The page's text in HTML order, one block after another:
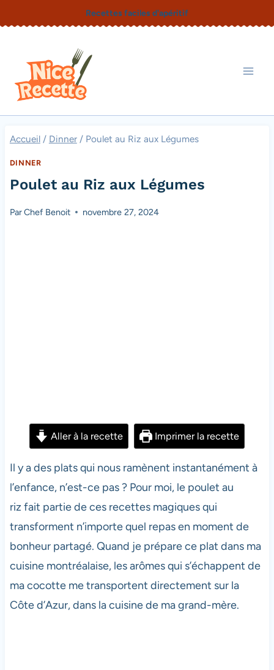
au
Recettes faciles d'apéritif
Accueil / Dinner / Poulet au Riz aux Légumes
DINNER
Poulet au Riz aux Légumes
ParChef Benoit novembre 27, 2024
Aller à la recette Imprimer la recette
Il y a des plats qui nous ramènent instantanément à
l’enfance, n’est-ce pas ? Pour moi, le poulet au
riz fait partie de ces recettes magiques qui
transforment n’importe quel repas en moment de
bonheur partagé. Quand je prépare ce plat dans ma
cuisine montréalaise, les arômes qui s’échappent de
ma cocotte me transportent directement sur la
Côte d’Azur, dans la cuisine de ma grand-mère.